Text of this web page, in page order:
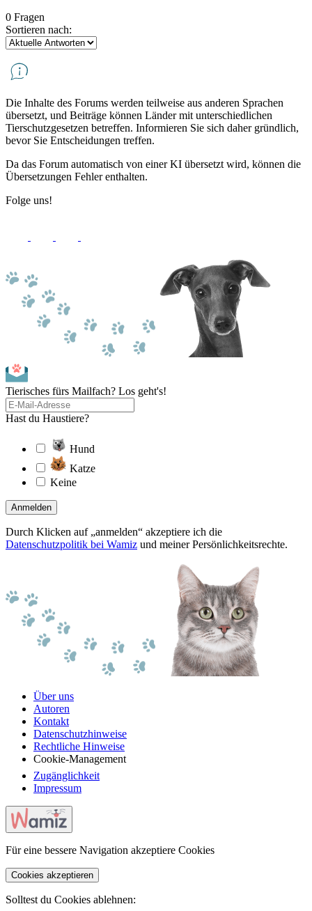
0 Fragen
Sortieren nach:
Die Inhalte des Forums werden teilweise aus anderen Sprachen
übersetzt, und Beiträge können Länder mit unterschiedlichen
Tierschutzgesetzen betreffen. Informieren Sie sich daher gründlich,
bevor Sie Entscheidungen treffen.
Da das Forum automatisch von einer KI übersetzt wird, können die
Übersetzungen Fehler enthalten.
Folge uns!
Tierisches fürs Mailfach? Los geht's!
Hast du Haustiere?
Hund
Katze
Keine
Anmelden
Durch Klicken auf „anmelden“ akzeptiere ich die
Datenschutzpolitik bei Wamiz und meiner Persönlichkeitsrechte.
Über uns
Autoren
Kontakt
Datenschutzhinweise
Rechtliche Hinweise
Cookie-Management
Zugänglichkeit
Impressum
Für eine bessere Navigation akzeptiere Cookies
Cookies akzeptieren
Solltest du Cookies ablehnen: